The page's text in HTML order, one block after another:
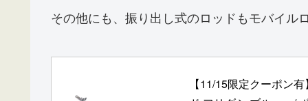
その他にも、振り出し式のロッドもモバイル
【11/15限定クーポン